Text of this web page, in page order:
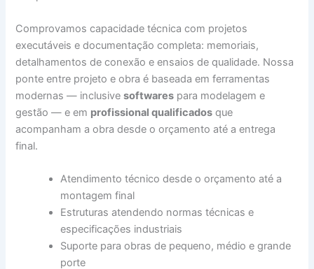
Comprovamos capacidade técnica com projetos
executáveis e documentação completa: memoriais,
detalhamentos de conexão e ensaios de qualidade. Nossa
ponte entre projeto e obra é baseada em ferramentas
modernas — inclusivesoftwares para modelagem e
gestão — e em profissional qualificados que
acompanham a obra desde o orçamento até a entrega
final.
Atendimento técnico desde o orçamento até a
montagem final
Estruturas atendendo normas técnicas e
especificações industriais
Suporte para obras de pequeno, médio e grande
porte